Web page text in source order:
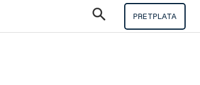
PRETPLATA